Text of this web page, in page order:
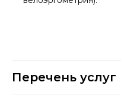
Перечень услуг